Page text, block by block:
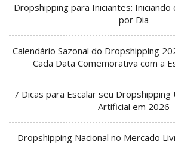
Dropshipping para Iniciantes: Iniciando
por Dia
Calendário Sazonal do Dropshipping
Cada Data Comemorativa com a
7 Dicas para Escalar seu Dropshipping
Artificial em 2026
Dropshipping Nacional no Mercado